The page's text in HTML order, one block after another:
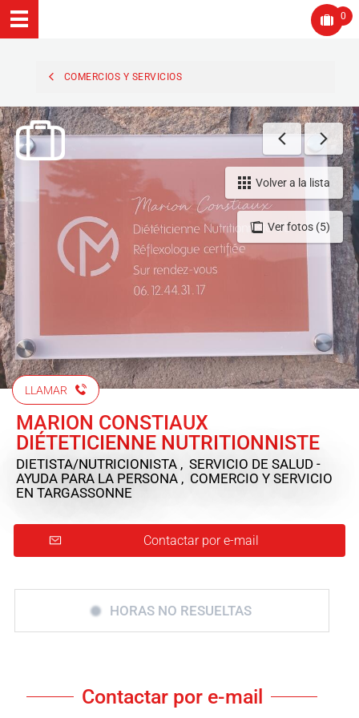
0
COMERCIOS Y SERVICIOS
Ver fotos (5)
Volver a la lista
LLAMAR
MARION CONSTIAUX
DIÉTETICIENNE NUTRITIONNISTE
DIETISTA/NUTRICIONISTA , SERVICIO DE SALUD -
AYUDA PARA LA PERSONA , COMERCIO Y SERVICIO
EN TARGASSONNE
Contactar por e-mail
HORAS NO RESUELTAS
Contactar por e-mail